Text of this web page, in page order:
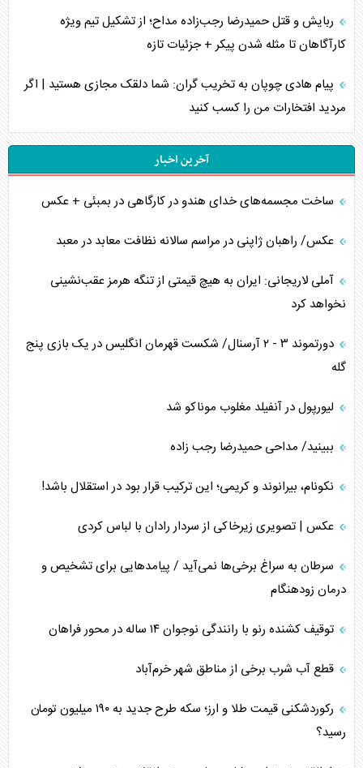
ربایش و قتل حمیدرضا رجب‌زاده مداح؛ از تشکیل تیم ویژه
کارآگاهان تا مثله شدن پیکر + جزئیات تازه
پیام هادی چوپان به تخریب گران: شما دلقک مجازی هستید | اگر
مردید افتخارات من را کسب کنید
آخرین اخبار
ساخت مجسمه‌های خدای هندو در کارگاهی در بمبئی + عکس
عکس/ راهبان ژاپنی در مراسم سالانه نظافت معابد در معبد
آملی لاریجانی: ایران به هیچ قیمتی از تنگه هرمز عقب‌نشینی
نخواهد کرد
دورتموند ۳ - ۲ آرسنال/ شکست قهرمان انگلیس در یک بازی پنج
گله
لیورپول در آنفیلد مغلوب موناکو شد
ببینید/ مداحی حمیدرضا رجب زاده
نکونام، بیرانوند و کریمی؛ این ترکیب قرار بود در استقلال باشد!
عکس | تصویری زیرخاکی از سردار رادان با لباس کردی
سرطان به سراغ برخی‌ها نمی‌آید / پیامد‌هایی برای تشخیص و
درمان زودهنگام
توقیف کشنده رنو با رانندگی نوجوان ۱۴ ساله در محور فراهان
قطع آب شرب برخی از مناطق شهر خرم‌آباد
رکوردشکنی قیمت طلا و ارز؛ سکه طرح جدید به ۱۹۰ میلیون تومان
رسید؟